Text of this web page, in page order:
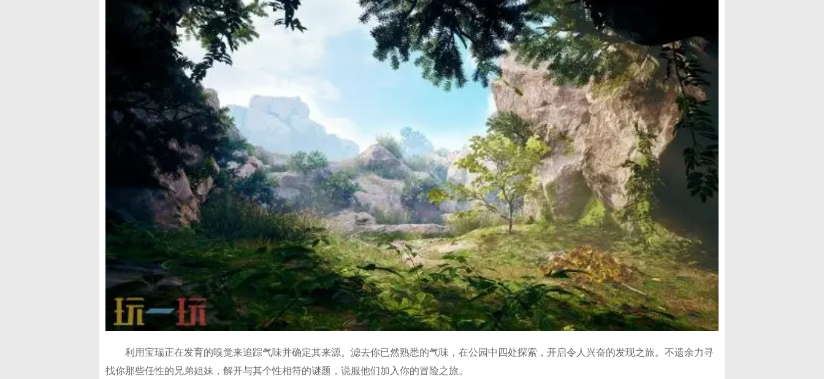
利用宝瑞正在发育的嗅觉来追踪气味并确定其来源。滤去你已然熟悉的气味，在公园中四处探索，开启令人兴奋的发现之旅。不遗余力寻
找你那些任性的兄弟姐妹，解开与其个性相符的谜题，说服他们加入你的冒险之旅。